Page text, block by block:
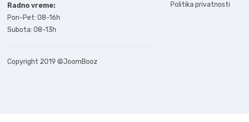
Radno vreme:
Pon-Pet: 08-16h
Subota: 08-13h
Copyright 2019 ©JoomBooz
Politika privatnosti